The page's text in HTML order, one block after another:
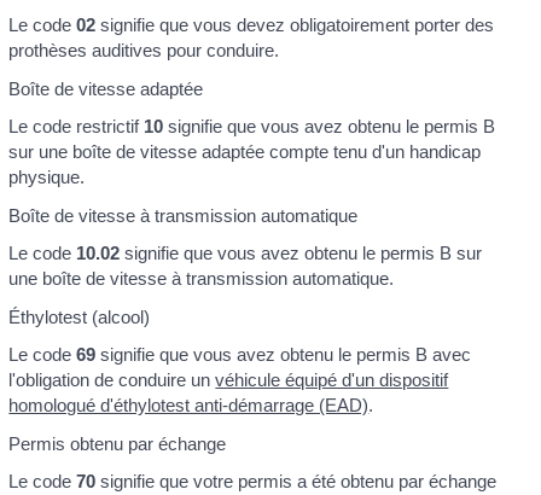
Le code02 signifie que vous devez obligatoirement porter des
prothèses auditives pour conduire.
Boîte de vitesse adaptée
Le code restrictif 10 signifie que vous avez obtenu le permis B
sur une boîte de vitesse adaptée compte tenu d'un handicap
physique.
Boîte de vitesse à transmission automatique
Le code 10.02 signifie que vous avez obtenu le permis B sur
une boîte de vitesse à transmission automatique.
Éthylotest (alcool)
Le code69 signifie que vous avez obtenu le permis B avec
l'obligation de conduire unvéhicule équipé d'un dispositif
homologué d'éthylotest anti-démarrage (EAD).
Permis obtenu par échange
Le code70 signifie que votre permis a été obtenu par échange